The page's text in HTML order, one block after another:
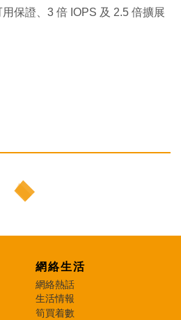
保證、3 倍 IOPS 及 2.5 倍擴展
網絡生活
網絡熱話
生活情報
筍買着數